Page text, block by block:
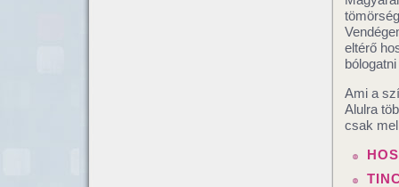
eltérő
Ami a
Alulra
csak